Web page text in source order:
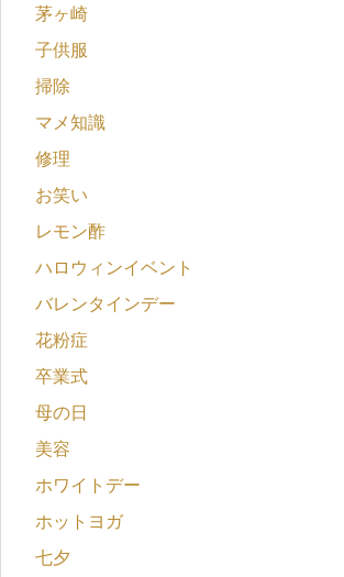
茅ヶ崎
子供服
掃除
マメ知識
修理
お笑い
レモン酢
ハロウィンイベント
バレンタインデー
花粉症
卒業式
母の日
美容
ホワイトデー
ホットヨガ
七夕